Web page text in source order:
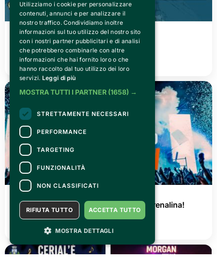
VENERDÌ 03 LUGLIO 2026
Canelli città del Vino 2026
LEGGI TUTTO
AGRISHOW 2026: tre giorni di pura adrenalina!
Utilizziamo i cookie per personalizzare
contenuti, annunci e per analizzare il
nostro traffico. Condividiamo inoltre
informazioni sul tuo utilizzo del nostro sito
con i nostri partner pubblicitari e di analisi
che potrebbero combinarle con altre
informazioni che hai fornito loro o che
hanno raccolto dal tuo utilizzo dei loro
servizi. Leggi di più
MOSTRA TUTTI I PARTNER (1658) →
STRETTAMENTE NECESSARI
PERFORMANCE
TARGETING
FUNZIONALITÀ
NON CLASSIFICATI
ACCETTA TUTTO
RIFIUTA TUTTO
MOSTRA DETTAGLI